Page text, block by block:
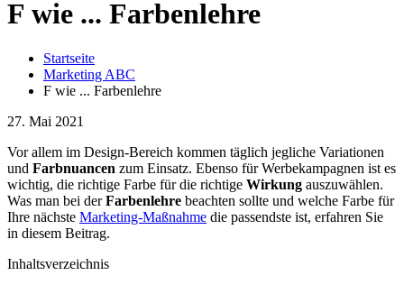
F wie ... Farbenlehre
Startseite
Marketing ABC
F wie ... Farbenlehre
27. Mai 2021
Vor allem im Design-Bereich kommen täglich jegliche Variationen
und Farbnuancen zum Einsatz. Ebenso für Werbekampagnen ist es
wichtig, die richtige Farbe für die richtige Wirkung auszuwählen.
Was man bei derFarbenlehre beachten sollte und welche Farbe für
Ihre nächste Marketing-Maßnahme die passendste ist, erfahren Sie
in diesem Beitrag.
Inhaltsverzeichnis